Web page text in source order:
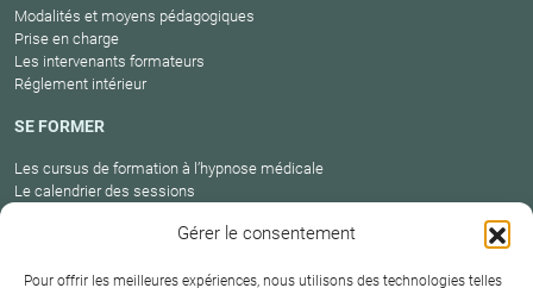
Gérer le consentement
Pour offrir les meilleures expériences, nous utilisons des technologies telles
Modalités et moyens pédagogiques
Prise en charge
Les intervenants formateurs
Réglement intérieur
SE FORMER
Les cursus de formation à l’hypnose médicale
Le calendrier des sessions